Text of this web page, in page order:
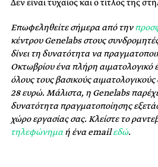
Δεν είναι τυχαίος και ο τίτλος της
Επωφεληθείτε σήμερα από την
κέντρου Genelabs στους
δίνει τη δυνατότητα να
Οκτωβρίου ένα πλήρη αιματολογικό
όλους τους βασικούς
28 ευρώ. Μάλιστα, η Genelabs
δυνατότητα πραγματοποίησης
χώρο εργασίας σας. Κλείστε το
τηλεφώνημαή ένα emailεδώ.